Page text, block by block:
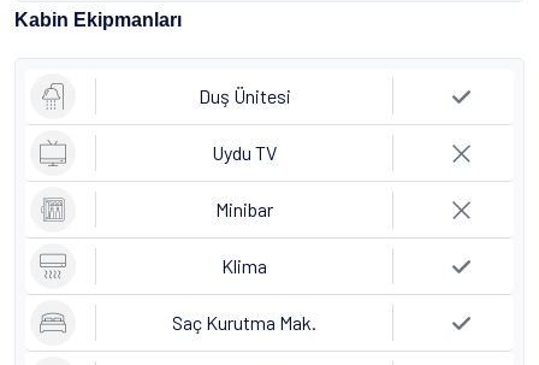
Kabin Ekipmanları
Duş Ünitesi
Uydu TV
Minibar
Klima
Saç Kurutma Mak.